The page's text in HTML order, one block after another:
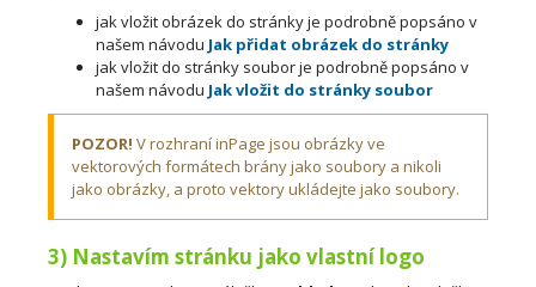
jak vložit obrázek do stránky je podrobně popsáno v
našem návodu Jak přidat obrázek do stránky
jak vložit do stránky soubor je podrobně popsáno v
našem návodu Jak vložit do stránky soubor
POZOR! V rozhraní inPage jsou obrázky ve
vektorových formátech brány jako soubory a nikoli
jako obrázky, a proto vektory ukládejte jako soubory.
3) Nastavím stránku jako vlastní logo